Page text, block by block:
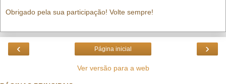
Obrigado pela sua participação! Volte sempre!
‹ ›
Página inicial
Ver versão para a web